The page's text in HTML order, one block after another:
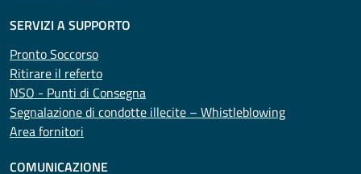
SERVIZI A SUPPORTO
Pronto Soccorso
Ritirare il referto
NSO - Punti di Consegna
Segnalazione di condotte illecite – Whistleblowing
Area fornitori
COMUNICAZIONE